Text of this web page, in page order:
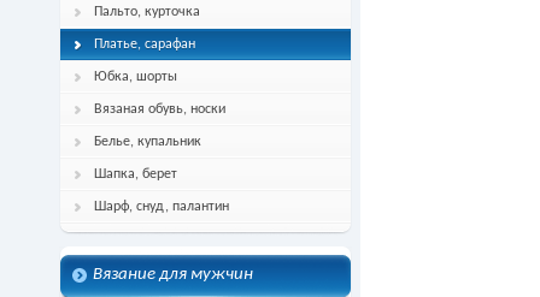
Пальто, курточка
Платье, сарафан
Юбка, шорты
Вязаная обувь, носки
Белье, купальник
Шапка, берет
Шарф, снуд, палантин
Вязание для мужчин